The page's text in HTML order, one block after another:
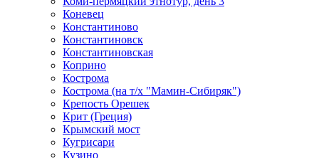
Коневец
Константиново
Константиновск
Константиновская
Коприно
Кострома
Кострома (на т/х "Мамин-Сибиряк")
Крепость Орешек
Крит (Греция)
Крымский мост
Кугрисари
Кузино